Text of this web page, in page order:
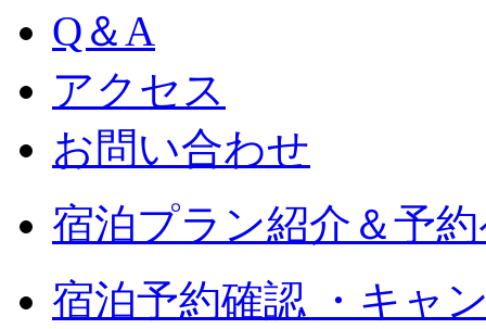
Q＆A
アクセス
お問い合わせ
宿泊プラン紹介＆予
宿泊予約確認 ・キャ